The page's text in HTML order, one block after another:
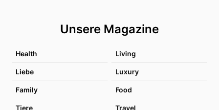
Unsere Magazine
Health Living
Liebe Luxury
Family Food
Tiere Travel